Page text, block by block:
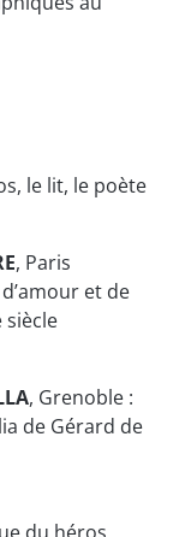
le lit, le poète
, Paris
et de
siècle
, Grenoble :
de Gérard de